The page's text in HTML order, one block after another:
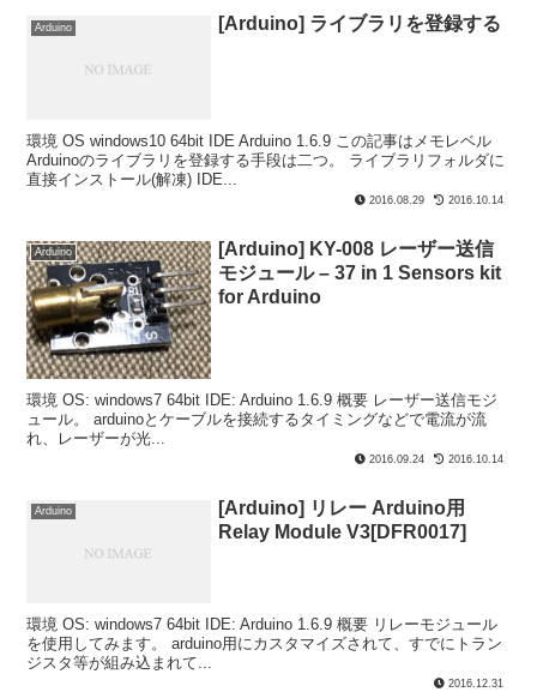
Arduino [Arduino] ライブラリを登録する
環境 OS windows10 64bit IDE Arduino 1.6.9 この記事はメモレベル
Arduinoのライブラリを登録する手段は二つ。 ライブラリフォルダに
直接インストール(解凍) IDE...
2016.08.29 2016.10.14
Arduino
[Arduino] KY-008 レーザー送信
モジュール – 37 in 1 Sensors kit
for Arduino
環境 OS: windows7 64bit IDE: Arduino 1.6.9 概要 レーザー送信モジ
ュール。 arduinoとケーブルを接続するタイミングなどで電流が流
れ、レーザーが光...
2016.09.24 2016.10.14
Arduino
[Arduino] リレー Arduino用
Relay Module V3[DFR0017]
環境 OS: windows7 64bit IDE: Arduino 1.6.9 概要 リレーモジュール
を使用してみます。 arduino用にカスタマイズされて、すでにトラン
ジスタ等が組み込まれて...
2016.12.31